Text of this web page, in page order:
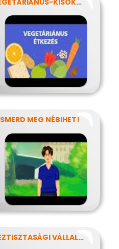
MEG NÉBIHET!
KÉZTISZTASÁGI VÁLLALAT